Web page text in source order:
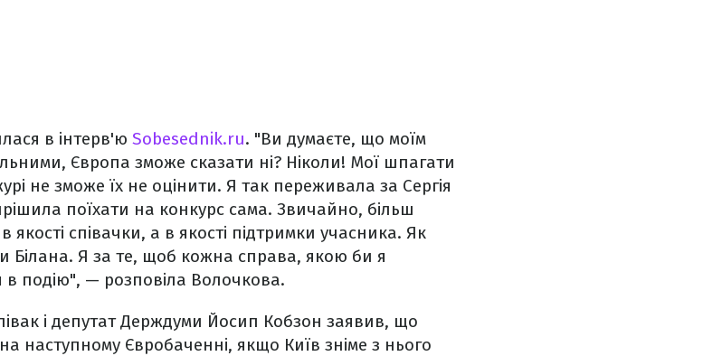
в інтерв'ю Sobesednik.ru. "Ви думаєте, що моїм
Європа зможе сказати ні? Ніколи! Мої шпагати
не зможе їх не оцінити. Я так переживала за Сергія
поїхати на конкурс сама. Звичайно, більш
співачки, а в якості підтримки учасника. Як
Білана. Я за те, щоб кожна справа, якою би я
подію", — розповіла Волочкова.
і депутат Держдуми Йосип Кобзон заявив, що
на наступному Євробаченні, якщо Київ зніме з нього